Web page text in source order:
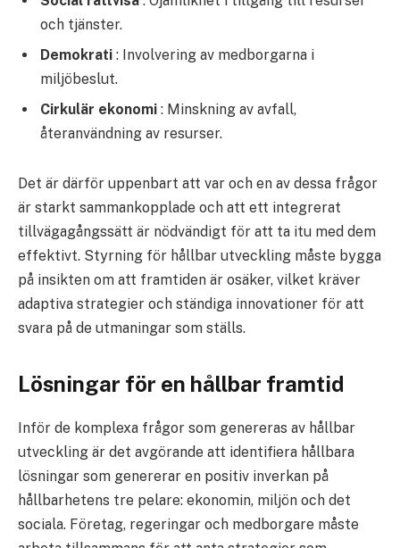
och tjänster.
Demokrati : Involvering av medborgarna i
miljöbeslut.
Cirkulär ekonomi : Minskning av avfall,
återanvändning av resurser.
Det är därför uppenbart att var och en av dessa frågor
är starkt sammankopplade och att ett integrerat
tillvägagångssätt är nödvändigt för att ta itu med dem
effektivt. Styrning för hållbar utveckling måste bygga
på insikten om att framtiden är osäker, vilket kräver
adaptiva strategier och ständiga innovationer för att
svara på de utmaningar som ställs.
Lösningar för en hållbar framtid
Inför de komplexa frågor som genereras av hållbar
utveckling är det avgörande att identifiera hållbara
lösningar som genererar en positiv inverkan på
hållbarhetens tre pelare: ekonomin, miljön och det
sociala. Företag, regeringar och medborgare måste